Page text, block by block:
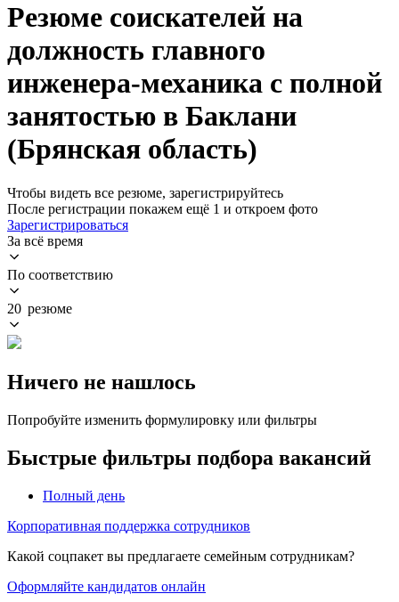
Резюме соискателей на
должность главного
инженера-механика с полной
занятостью в Баклани
(Брянская область)
Чтобы видеть все резюме, зарегистрируйтесь
После регистрации покажем ещё 1 и откроем фото
Зарегистрироваться
За всё время
По соответствию
20 резюме
Ничего не нашлось
Попробуйте изменить формулировку или фильтры
Быстрые фильтры подбора вакансий
Полный день
Корпоративная поддержка сотрудников
Какой соцпакет вы предлагаете семейным сотрудникам?
Оформляйте кандидатов онлайн